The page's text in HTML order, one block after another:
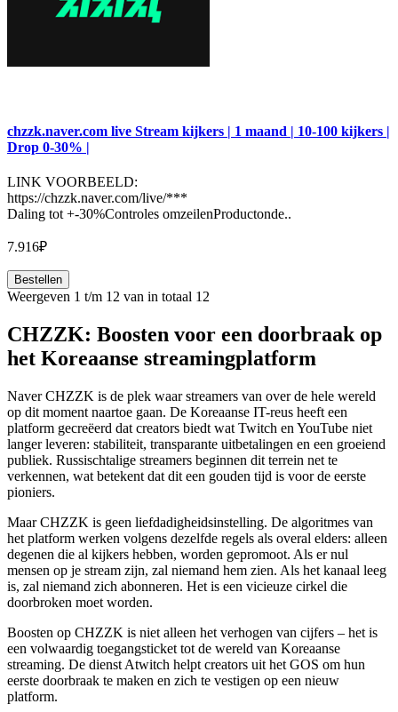
chzzk.naver.com live Stream kijkers | 1 maand | 10-100 kijkers |
Drop 0-30% |
LINK VOORBEELD:
https://chzzk.naver.com/live/***
Daling tot +-30%Controles omzeilenProductonde..
7.916₽
Bestellen
Weergeven 1 t/m 12 van in totaal 12
CHZZK: Boosten voor een doorbraak op
het Koreaanse streamingplatform
Naver CHZZK is de plek waar streamers van over de hele wereld
op dit moment naartoe gaan. De Koreaanse IT-reus heeft een
platform gecreëerd dat creators biedt wat Twitch en YouTube niet
langer leveren: stabiliteit, transparante uitbetalingen en een groeiend
publiek. Russischtalige streamers beginnen dit terrein net te
verkennen, wat betekent dat dit een gouden tijd is voor de eerste
pioniers.
Maar CHZZK is geen liefdadigheidsinstelling. De algoritmes van
het platform werken volgens dezelfde regels als overal elders: alleen
degenen die al kijkers hebben, worden gepromoot. Als er nul
mensen op je stream zijn, zal niemand hem zien. Als het kanaal leeg
is, zal niemand zich abonneren. Het is een vicieuze cirkel die
doorbroken moet worden.
Boosten op CHZZK is niet alleen het verhogen van cijfers – het is
een volwaardig toegangsticket tot de wereld van Koreaanse
streaming. De dienst Atwitch helpt creators uit het GOS om hun
eerste doorbraak te maken en zich te vestigen op een nieuw
platform.